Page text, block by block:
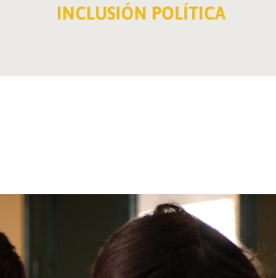
INCLUSIÓN POLÍTICA